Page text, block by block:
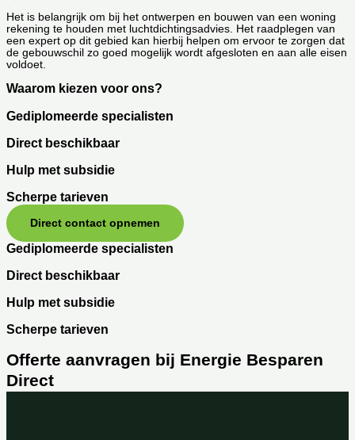
Het is belangrijk om bij het ontwerpen en bouwen van een woning
rekening te houden met luchtdichtingsadvies. Het raadplegen van
een expert op dit gebied kan hierbij helpen om ervoor te zorgen dat
de gebouwschil zo goed mogelijk wordt afgesloten en aan alle eisen
voldoet.
Waarom kiezen voor ons?
Gediplomeerde specialisten
Direct beschikbaar
Hulp met subsidie
Scherpe tarieven
Direct contact opnemen
Gediplomeerde specialisten
Direct beschikbaar
Hulp met subsidie
Scherpe tarieven
Offerte aanvragen bij Energie Besparen
Direct